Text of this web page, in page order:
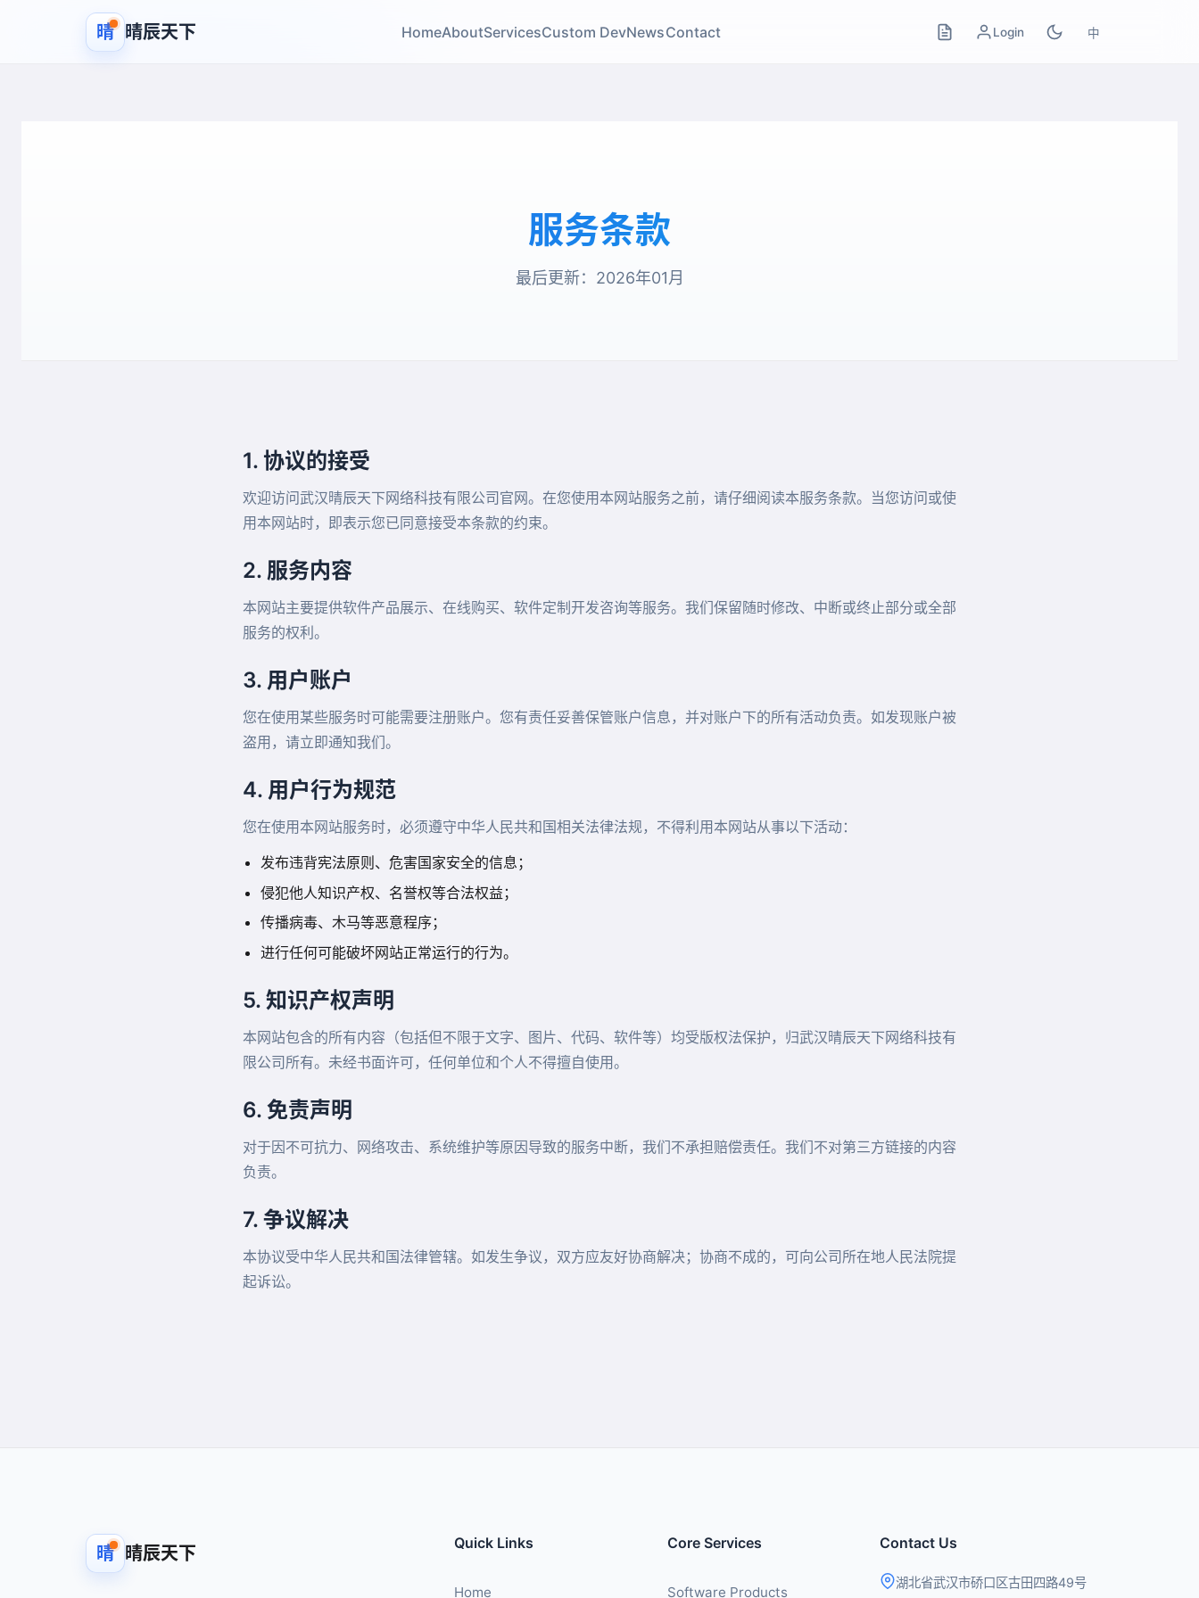
晴 晴辰天下 HomeAboutServicesCustom DevNewsContact Login 中
服务条款
最后更新：2026年01月
1. 协议的接受
欢迎访问武汉晴辰天下网络科技有限公司官网。在您使用本网站服务之前，请仔细阅读本服务条款。当您访问或使
用本网站时，即表示您已同意接受本条款的约束。
2. 服务内容
本网站主要提供软件产品展示、在线购买、软件定制开发咨询等服务。我们保留随时修改、中断或终止部分或全部
服务的权利。
3. 用户账户
您在使用某些服务时可能需要注册账户。您有责任妥善保管账户信息，并对账户下的所有活动负责。如发现账户被
盗用，请立即通知我们。
4. 用户行为规范
您在使用本网站服务时，必须遵守中华人民共和国相关法律法规，不得利用本网站从事以下活动：
发布违背宪法原则、危害国家安全的信息；
侵犯他人知识产权、名誉权等合法权益；
传播病毒、木马等恶意程序；
进行任何可能破坏网站正常运行的行为。
5. 知识产权声明
本网站包含的所有内容（包括但不限于文字、图片、代码、软件等）均受版权法保护，归武汉晴辰天下网络科技有
限公司所有。未经书面许可，任何单位和个人不得擅自使用。
6. 免责声明
对于因不可抗力、网络攻击、系统维护等原因导致的服务中断，我们不承担赔偿责任。我们不对第三方链接的内容
负责。
7. 争议解决
本协议受中华人民共和国法律管辖。如发生争议，双方应友好协商解决；协商不成的，可向公司所在地人民法院提
起诉讼。
晴 晴辰天下 Quick Links
Home
Core Services
Software Products
Contact Us
湖北省武汉市硚口区古田四路49号